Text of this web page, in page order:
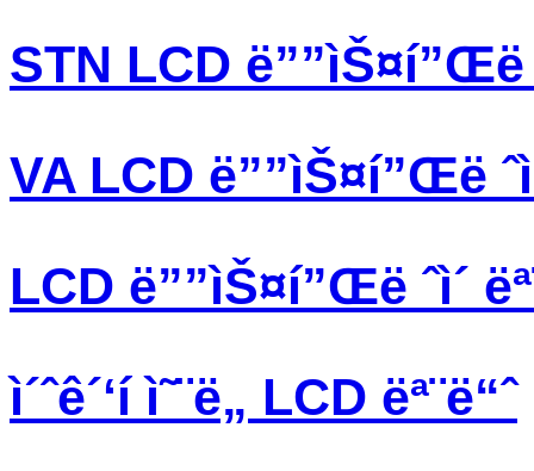
STN LCD ë””ìŠ¤í”Œë
VA LCD ë””ìŠ¤í”Œë
LCD ë””ìŠ¤í”Œë ˆì´
ì´ˆê´‘í­ ì˜¨ë„ LCD ëª¨ë“ˆ